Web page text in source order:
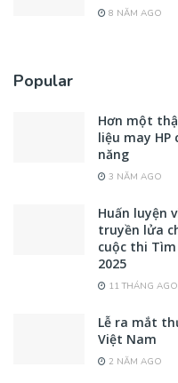
8 NĂM AGO
Popular
Hơn một
liệu may HP
năng
3 NĂM AGO
Huấn luyện
truyền lửa
cuộc thi
2025
11 THÁNG AGO
Lễ ra mắt
Việt Nam
2 NĂM AGO